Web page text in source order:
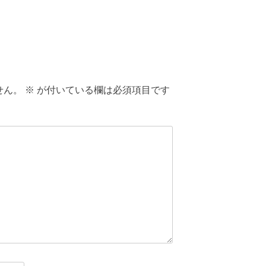
。 ※ が付いている欄は必須項目です